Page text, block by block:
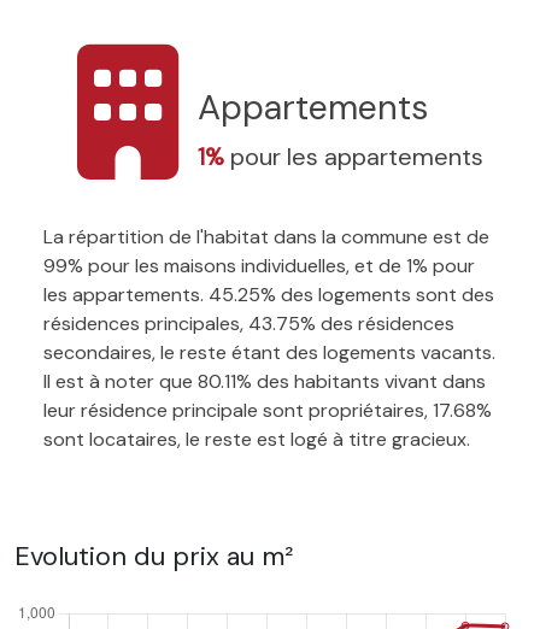
Appartements
1% pour les appartements
La répartition de l'habitat dans la commune est de
99% pour les maisons individuelles, et de 1% pour
les appartements. 45.25% des logements sont des
résidences principales, 43.75% des résidences
secondaires, le reste étant des logements vacants.
Il est à noter que 80.11% des habitants vivant dans
leur résidence principale sont propriétaires, 17.68%
sont locataires, le reste est logé à titre gracieux.
Evolution du prix au m²